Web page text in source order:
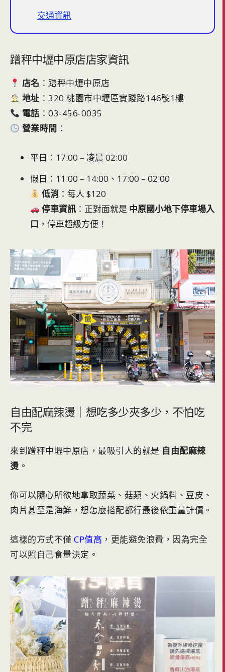
交通資訊
蹭秤中壢中原店店家資訊
店名 ：蹭秤中壢中原店
地址 ：320 桃園市中壢區實踐路146號1樓
電話 ：03-456-0035
營業時間 ：
平日：17:00 – 凌晨 02:00
假日：11:00 – 14:00、17:00 – 02:00
低消 ：每人 $120
停車資訊 ：正對面就是 中原國小地下停車場入
口 ，停車超級方便！
自由配麻辣燙｜想吃多少夾多少，不怕吃
不完
來到蹭秤中壢中原店，最吸引人的就是 自由配麻辣
燙 。
你可以隨心所欲地拿取蔬菜、菇類、火鍋料、豆皮、
肉片甚至是海鮮，想怎麼搭配都行最後依重量計價。
這樣的方式不僅 CP值高 ，更能避免浪費，因為完全
可以照自己食量決定。